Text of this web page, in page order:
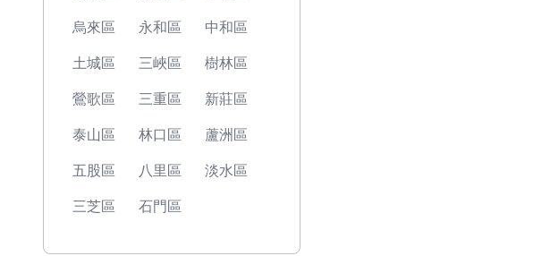
烏來區 永和區 中和區
土城區 三峽區 樹林區
鶯歌區 三重區 新莊區
泰山區 林口區 蘆洲區
五股區 八里區 淡水區
三芝區 石門區